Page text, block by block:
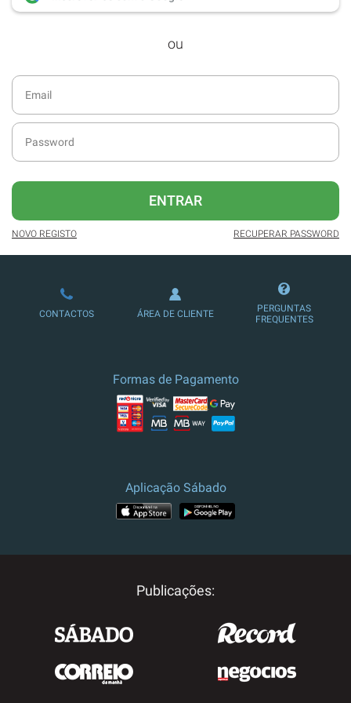
desde dezembro de 2016.
Acesso ao formato digital da SÁBADO
SÁBADO.
diário da atualidade.
publicidade reduzida e não invasiva
no site.
Possibilidade de ler e/ou ouvir artigos.
Ofertas e descontos em produtos,
serviços, eventos desportivos e
ou
ENTRAR
NOVO REGISTO RECUPERAR PASSWORD
CONTACTOS ÁREA DE CLIENTE
PERGUNTAS
FREQUENTES
Formas de Pagamento
Aplicação Sábado
Publicações: